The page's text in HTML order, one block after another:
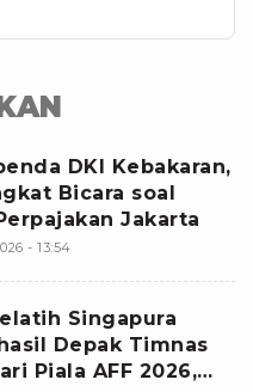
DKI Kebakaran,
Bicara soal
Jakarta
- 13:54
Singapura
Depak Timnas
Piala AFF 2026,